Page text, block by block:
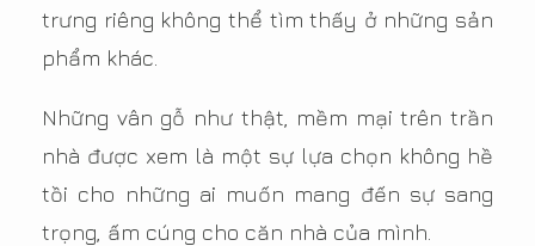
trưng riêng không thể tìm thấy ở những sản
phẩm khác.
Những vân gỗ như thật, mềm mại trên trần
nhà được xem là một sự lựa chọn không hề
tồi cho những ai muốn mang đến sự sang
trọng, ấm cúng cho căn nhà của mình.